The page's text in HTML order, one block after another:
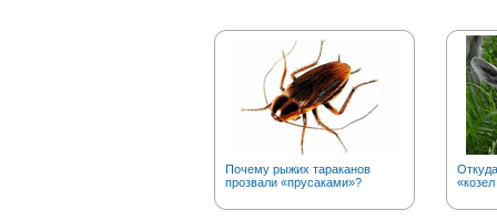
Почему рыжих тараканов
прозвали «прусаками»?